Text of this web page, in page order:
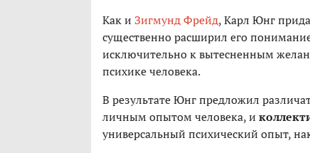
Как и Зигмунд Фрейд, Карл Юнг
существенно расширил его
исключительно к вытесненным
психике человека.
В результате Юнг предложил
личным опытом человека, и
универсальный психический опыт,